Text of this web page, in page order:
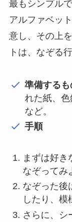
最もシンプル
アルファベッ
意し、その上
トは、なぞる
準備するも
れた紙、
など。
手順
まずは好き
なぞってみ
なぞった後
したり、模
さらに、シ